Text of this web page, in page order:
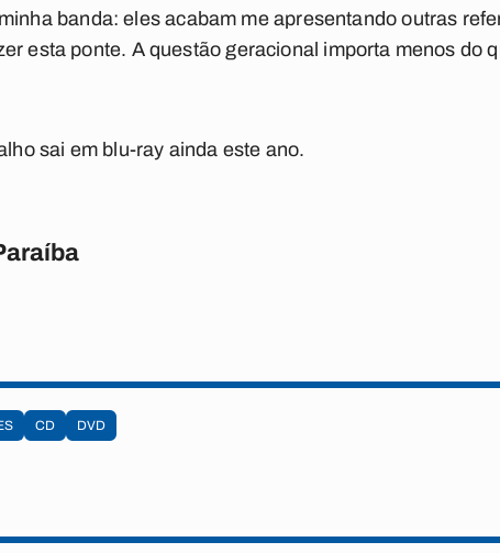
banda: eles acabam me apresentando outras
esta ponte. A questão geracional importa menos do
sai em blu-ray ainda este ano.
CD DVD